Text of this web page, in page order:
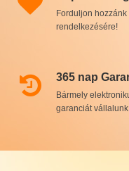
Forduljon
rendelkezésére!
365 nap
Bármely
garanciát